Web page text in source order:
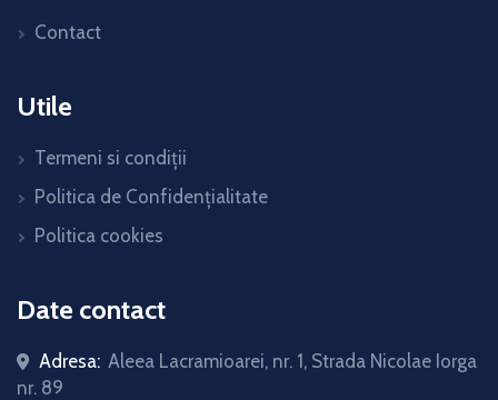
Contact
Utile
Termeni si condiții
Politica de Confidențialitate
Politica cookies
Date contact
Adresa: Aleea Lacramioarei, nr. 1, Strada Nicolae Iorga
nr. 89